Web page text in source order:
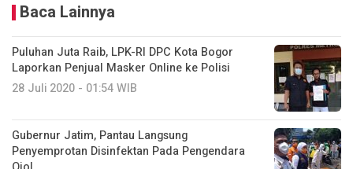
Baca Lainnya
Puluhan Juta Raib, LPK-RI DPC Kota Bogor
Laporkan Penjual Masker Online ke Polisi
28 Juli 2020 - 01:54 WIB
Gubernur Jatim, Pantau Langsung
Penyemprotan Disinfektan Pada Pengendara